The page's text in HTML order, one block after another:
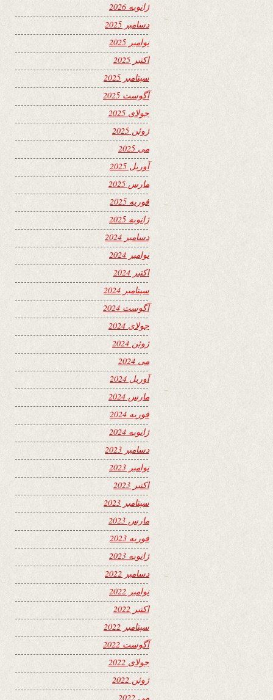
ژانویه 2026
دسامبر 2025
نوامبر 2025
اکتبر 2025
سپتامبر 2025
آگوست 2025
جولای 2025
ژوئن 2025
می 2025
آوریل 2025
مارس 2025
فوریه 2025
ژانویه 2025
دسامبر 2024
نوامبر 2024
اکتبر 2024
سپتامبر 2024
آگوست 2024
جولای 2024
ژوئن 2024
می 2024
آوریل 2024
مارس 2024
فوریه 2024
ژانویه 2024
دسامبر 2023
نوامبر 2023
اکتبر 2023
سپتامبر 2023
مارس 2023
فوریه 2023
ژانویه 2023
دسامبر 2022
نوامبر 2022
اکتبر 2022
سپتامبر 2022
آگوست 2022
جولای 2022
ژوئن 2022
می 2022